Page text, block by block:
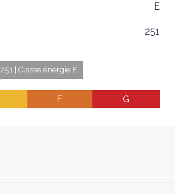
E
251
251 | Classe énergie E
F G